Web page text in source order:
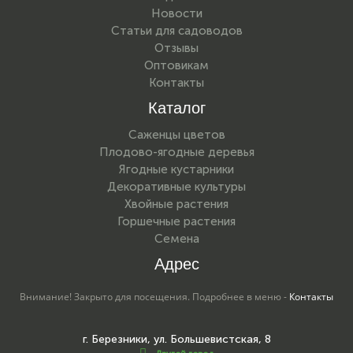
Новости
Статьи для садоводов
Отзывы
Оптовикам
Контакты
Каталог
Саженцы цветов
Плодово-ягодные деревья
Ягодные кустарники
Декоративные культуры
Хвойные растения
Горшечные растения
Семена
Адрес
Внимание! Закрыто для посещения. Подробнее в меню - Контакты
г. Березники, ул. Большевистская, 8